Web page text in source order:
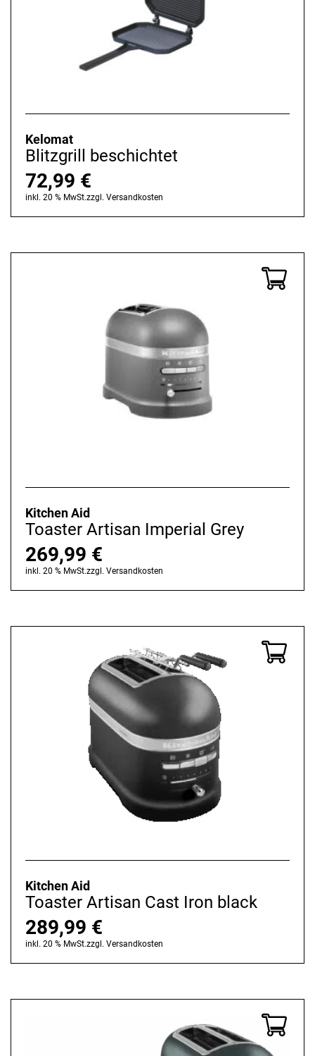
Kelomat
Blitzgrill beschichtet
72,99 €
inkl. 20 % MwSt.zzgl. Versandkosten
Kitchen Aid
Toaster Artisan Imperial Grey
269,99 €
inkl. 20 % MwSt.zzgl. Versandkosten
Kitchen Aid
Toaster Artisan Cast Iron black
289,99 €
inkl. 20 % MwSt.zzgl. Versandkosten